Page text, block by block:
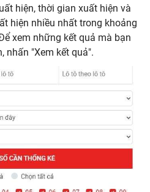
hiện, thời gian xuất hiện và
hiện nhiều nhất trong khoảng
xem những kết quả mà bạn
nhấn "Xem kết quả".